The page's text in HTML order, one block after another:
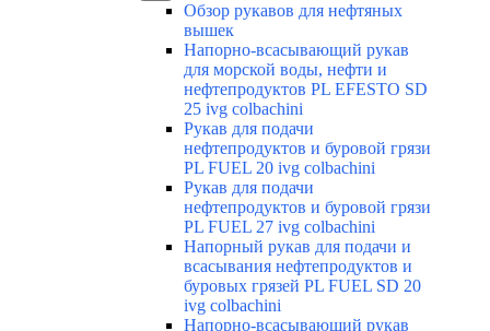
Обзор рукавов для нефтяных
вышек
Напорно-всасывающий рукав
для морской воды, нефти и
нефтепродуктов PL EFESTO SD
25 ivg colbachini
Рукав для подачи
нефтепродуктов и буровой грязи
PL FUEL 20 ivg colbachini
Рукав для подачи
нефтепродуктов и буровой грязи
PL FUEL 27 ivg colbachini
Напорный рукав для подачи и
всасывания нефтепродуктов и
буровых грязей PL FUEL SD 20
ivg colbachini
Напорно-всасывающий рукав